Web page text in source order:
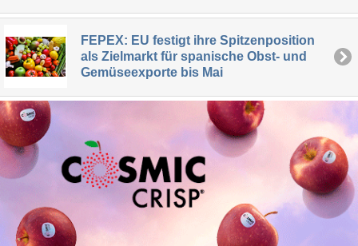
FEPEX: EU festigt ihre Spitzenposition
als Zielmarkt für spanische Obst- und
Gemüseexporte bis Mai